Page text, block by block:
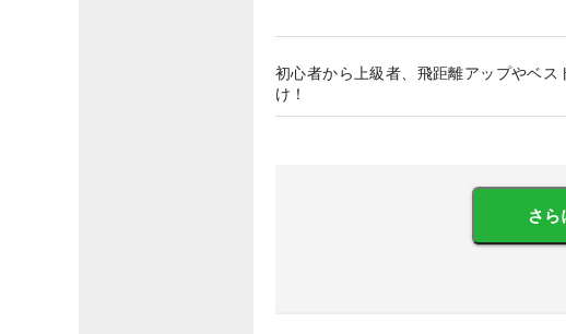
初心者から上級者、飛距離アップやベ
け！
さら